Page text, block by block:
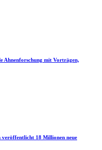
Ahnenforschung mit Vorträgen,
veröffentlicht 18 Millionen neue